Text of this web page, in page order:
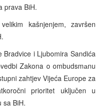
prava BiH.
kašnjenjem, završen
Bradvice i Ljubomira Sandića
Zakona o ombudsmаnu
zahtjev Vijeća Europe za
prioritet uključen u
sa BiH.